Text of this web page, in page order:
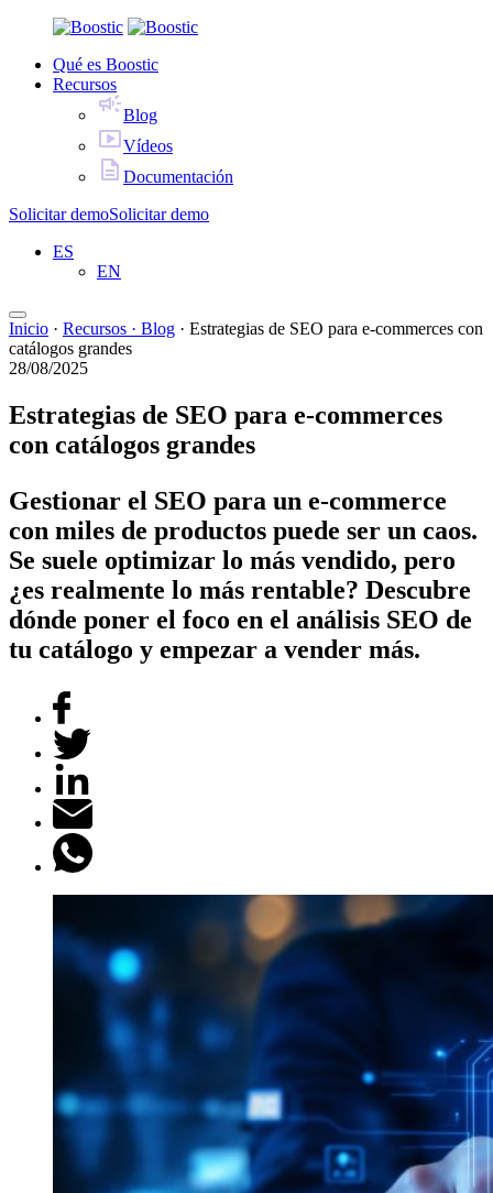
Qué es Boostic
Recursos
Blog
Vídeos
Documentación
Solicitar demoSolicitar demo
ES
EN
Inicio · Recursos · Blog · Estrategias de SEO para e-commerces con
catálogos grandes
28/08/2025
Estrategias de SEO para e-commerces
con catálogos grandes
Gestionar el SEO para un e-commerce
con miles de productos puede ser un caos.
Se suele optimizar lo más vendido, pero
¿es realmente lo más rentable? Descubre
dónde poner el foco en el análisis SEO de
tu catálogo y empezar a vender más.